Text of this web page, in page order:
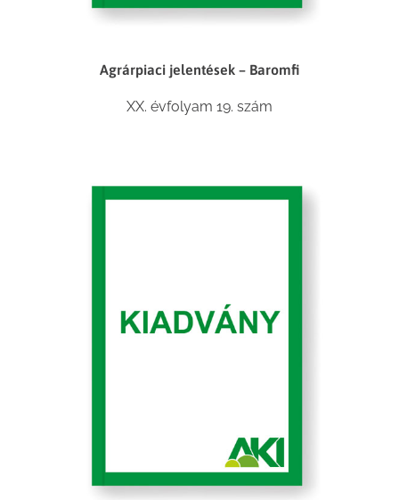
Agrárpiaci jelentések – Baromfi
XX. évfolyam 19. szám